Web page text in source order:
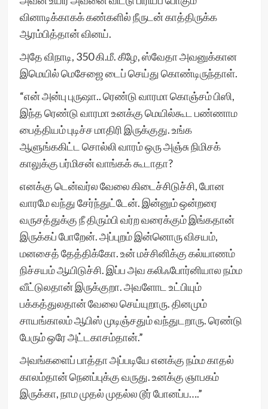
வினாடிக்காகக் கண்களில் நீருடன் காத்திருக்க
ஆரம்பித்தான் வினய்.
அதே விநாடி, 350 கி.மீ. கீழே, ஸ்வேதா அவனுக்கான
இமெயில் மெசேஜை டைப் செய்து கொண்டிருந்தாள்.
“என் அன்பு புருஷா.. ரெண்டு வாரமா கொஞ்சம் பிஸி,
இந்த ரெண்டு வாரமா உனக்கு மெயில்கூட‌ பண்ணாம
பைத்தியம் புடிச்ச மாதிரி இருக்குது. உங்க
ஆளுங்ககிட்ட சொல்லி வாரம் ஒரு அஞ்சு நிமிசக்
காலுக்கு பர்மிசன் வாங்கக் கூடாதா?
எனக்கு டென்வர்ல வேலை கிடைச்சிடுச்சி, போன
வாரமே வந்து சேர்ந்துட்டேன். இன்னும் ஒன்றரை
வருசத்துக்கு நீ திரும்பி வர்ற வரைக்கும் இங்கதான்
இருக்கப் போறேன். அப்புறம் இன்னொரு விசயம்,
மனசைத் தேத்திக்கோ. உன் மச்சினிக்கு கல்யாணம்
நிச்சயம் ஆயிடுச்சி. இப்ப அவ கலிஃபோர்னியால நம்ம
வீட்டுலதான் இருக்குறா. அவளோட உட்பியும்
பக்கத்துலதான் வேலை செய்யுறாரு. தினமும்
சாயங்காலம் ஆபிஸ் முடிஞ்சதும் வந்துடறாரு. ரெண்டு
பேரும் ஒரே அட்டகாசம்தான்.”
அவங்களைப் பாத்தா அப்படியே எனக்கு நம்ம காதல்
காலம்தான் நெனப்புக்கு வருது. உனக்கு ஞாபகம்
இருக்கா, நாம முதல் முதல்ல டூர் போனப்ப….”